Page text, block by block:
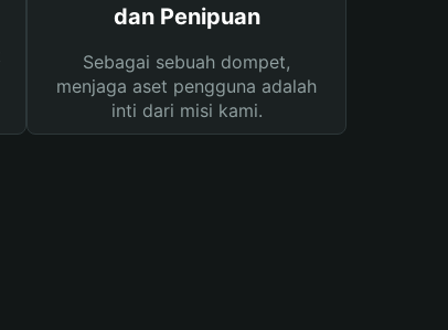
dan Penipuan
Sebagai sebuah dompet,
menjaga aset pengguna adalah
inti dari misi kami.